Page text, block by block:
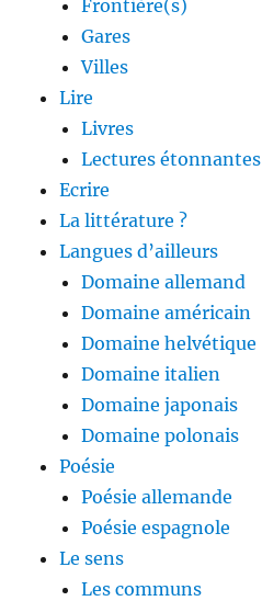
Frontière(s)
Gares
Villes
Lire
Livres
Lectures étonnantes
Ecrire
La littérature ?
Langues d’ailleurs
Domaine allemand
Domaine américain
Domaine helvétique
Domaine italien
Domaine japonais
Domaine polonais
Poésie
Poésie allemande
Poésie espagnole
Le sens
Les communs